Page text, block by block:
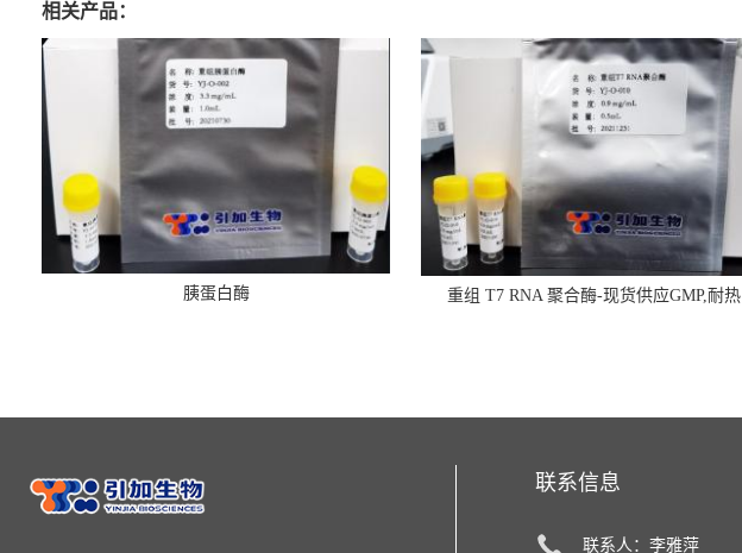
相关产品：
胰蛋白酶 重组 T7 RNA 聚合酶-现货供应GMP,耐热
联系信息
联系人：李雅萍